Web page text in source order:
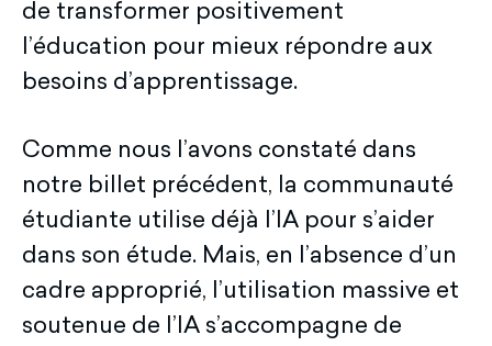
de transformer positivement
l’éducation pour mieux répondre aux
besoins d’apprentissage.
Comme nous l’avons constaté dans
notre billet précédent, la communauté
étudiante utilise déjà l’IA pour s’aider
dans son étude. Mais, en l’absence d’un
cadre approprié, l’utilisation massive et
soutenue de l’IA s’accompagne de